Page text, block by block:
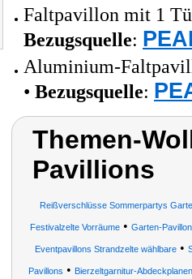
Faltpavillon mit 1
Bezugsquelle:
Aluminium-
• Bezugsquelle:
Themen-
Pavillions
Reißverschlüsse Sommerpartys
Festivalzelte Vorräume• Garten-
Eventpavillons Strandzelte wählbare •
Pavillons • Bierzeltgarnitur-Abdeckplanen